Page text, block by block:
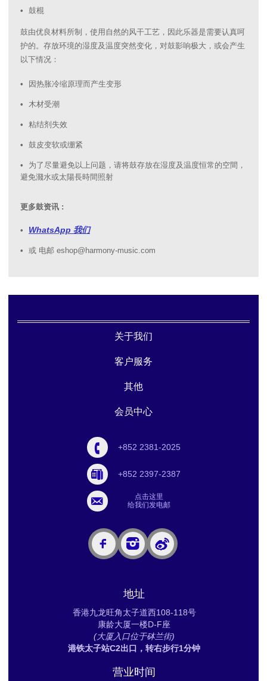
鼓棍
鼓由优良材料所制，使用自然的风干工艺，因此乐器是需要认真呵
护的。存放环境的湿度及温度突然变化，对鼓影响极大，或会产生
以下情况：
因热胀冷缩原理而产生变形
木材受潮
粘结剂失效
鼓皮变软或绷紧
为了尽量避免以上问题，请将鼓存放在湿度及温度恒常的空間，
避免濺水或太陽長時間照射
更多鼓资讯 :
WhatsApp 我们
或 电邮 eshop@harmony-music.com
关于我们
客户服务
其他
会员中心
+852 2381-2025
+852 2397-2387
点击这里
给我们发电邮
地址
香港九龙旺角太子道西108-118号
康龄大厦一楼D-F座
(大厦入口位于砵兰街)
港铁太子站C2出口，转右步行1分钟
营业时间